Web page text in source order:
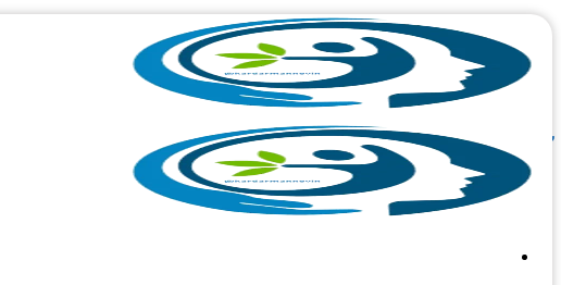
Skip
content
آرشیو برچسب های:صدای خشن
گرفتگی صدا